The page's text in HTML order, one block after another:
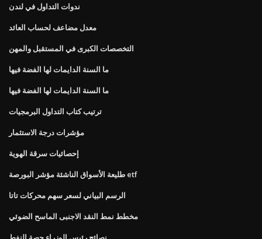
ندوات التداول في لندن
معدل مضاعف لحساب العائد
التخصصات الكبرى في المستقبل والمهن
ما السنة الدايمات لها الفضة فيها
ما السنة الدايمات لها الفضة فيها
ترتيب كتاب التداول البرمجيات
مؤشرات درجة الاستثمار
إحصائيات سرقة الهوية
طليعة الأسواق الناشئة مؤشر البورصة etf
الرسم البياني لسعر سهم محركات تاتا
مخطط نمط النقد الاجنبى الماسح الضوئي